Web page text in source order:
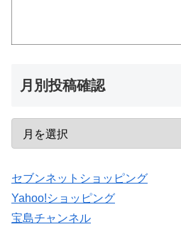
月別投稿確認
セブンネットショッピング
Yahoo!ショッピング
宝島チャンネル